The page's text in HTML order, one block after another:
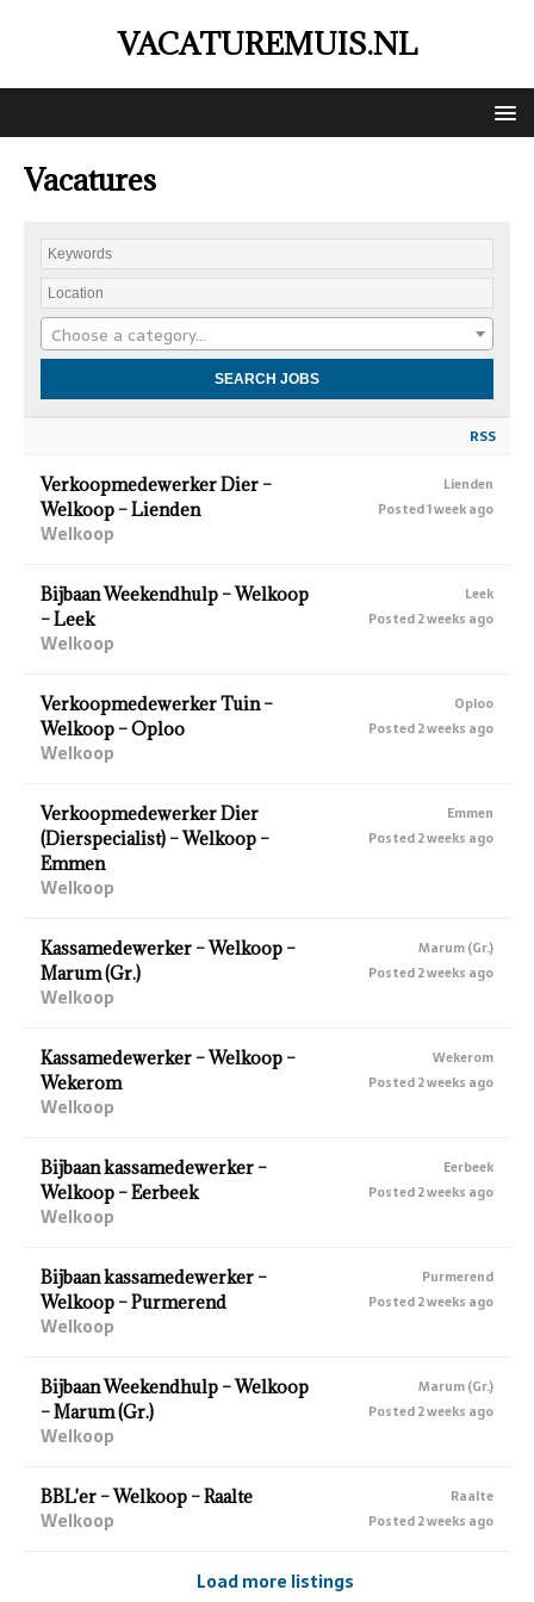
VACATUREMUIS.NL
Vacatures
Choose a category…
RSS
Verkoopmedewerker Dier –
Welkoop – Lienden
Welkoop
Lienden
Posted 1 week ago
Bijbaan Weekendhulp – Welkoop
– Leek
Welkoop
Leek
Posted 2 weeks ago
Verkoopmedewerker Tuin –
Welkoop – Oploo
Welkoop
Oploo
Posted 2 weeks ago
Verkoopmedewerker Dier
(Dierspecialist) – Welkoop –
Emmen
Welkoop
Emmen
Posted 2 weeks ago
Kassamedewerker – Welkoop –
Marum (Gr.)
Welkoop
Marum (Gr.)
Posted 2 weeks ago
Kassamedewerker – Welkoop –
Wekerom
Welkoop
Wekerom
Posted 2 weeks ago
Bijbaan kassamedewerker –
Welkoop – Eerbeek
Welkoop
Eerbeek
Posted 2 weeks ago
Bijbaan kassamedewerker –
Welkoop – Purmerend
Welkoop
Purmerend
Posted 2 weeks ago
Bijbaan Weekendhulp – Welkoop
– Marum (Gr.)
Welkoop
Marum (Gr.)
Posted 2 weeks ago
BBL'er – Welkoop – Raalte
Welkoop
Raalte
Posted 2 weeks ago
Load more listings